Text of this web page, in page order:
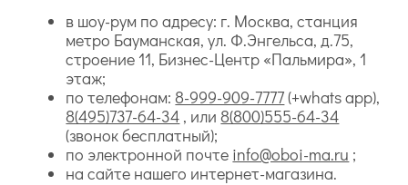
в шоу-рум по адресу: г. Москва, станция
метро Бауманская, ул. Ф.Энгельса, д.75,
строение 11, Бизнес-Центр «Пальмира», 1
этаж;
по телефонам: 8-999-909-7777(+whats app),
8(495)737-64-34 , или 8(800)555-64-34
(звонок бесплатный);
по электронной почте info@oboi-ma.ru ;
на сайте нашего интернет-магазина.